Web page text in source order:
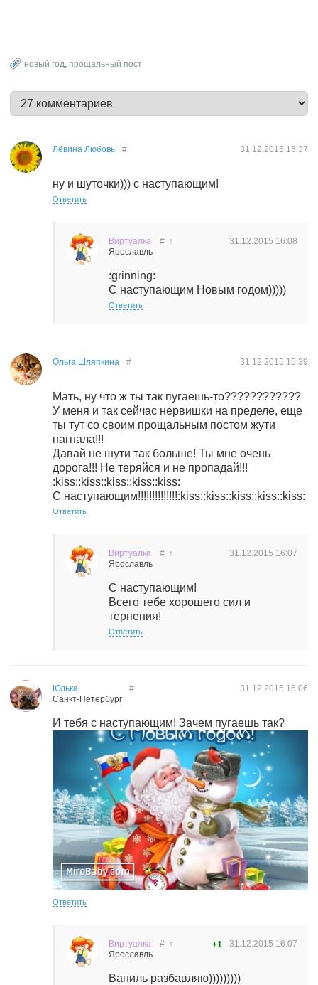
новый год, прощальный пост
Лёвина Любовь 31.12.2015 15:37
#
ну и шуточки))) с наступающим!
Ответить
Виртуалка
Ярославль
31.12.2015 16:08
# ↑
:grinning:
С наступающим Новым годом)))))
Ответить
Ольга Шляпкина 31.12.2015 15:39
#
Мать, ну что ж ты так пугаешь-то????????????
У меня и так сейчас нервишки на пределе, еще
ты тут со своим прощальным постом жути
нагнала!!!
Давай не шути так больше! Ты мне очень
дорога!!! Не теряйся и не пропадай!!!
:kiss::kiss::kiss::kiss::kiss:
С наступающим!!!!!!!!!!!!!!:kiss::kiss::kiss::kiss::kiss:
Ответить
Виртуалка
Ярославль
31.12.2015 16:07
# ↑
С наступающим!
Всего тебе хорошего сил и
терпения!
Ответить
Юлька
Санкт-Петербург
31.12.2015 16:06
#
И тебя с наступающим! Зачем пугаешь так?
Ответить
Виртуалка
Ярославль
31.12.2015 16:07
# ↑ +1
Ваниль разбавляю)))))))))